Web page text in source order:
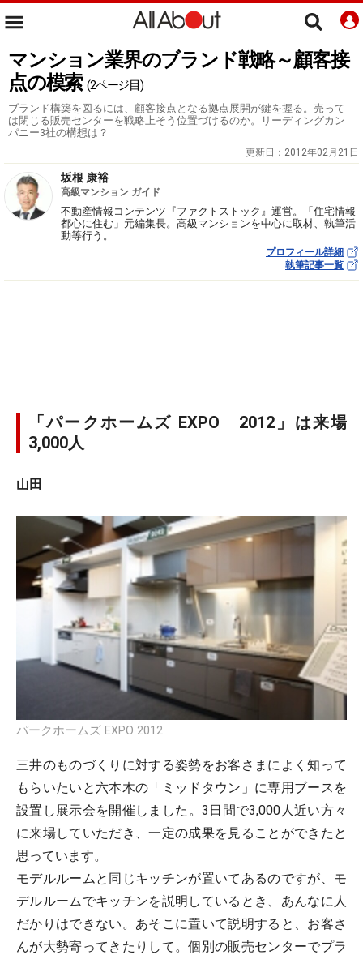
マンション業界のブランド戦略～顧客接
点の模索 (2ページ目)
ブランド構築を図るには、顧客接点となる拠点展開が鍵を握る。売って
は閉じる販売センターを戦略上そう位置づけるのか。リーディングカン
パニー3社の構想は？
更新日： 2012年02月21日
坂根 康裕
高級マンション ガイド
不動産情報コンテンツ『ファクトストック』運営。「住宅情報
都心に住む」元編集長。高級マンションを中心に取材、執筆活
動等行う。
プロフィール詳細
執筆記事一覧
「パークホームズ EXPO 2012」は来場
3,000人
山田
パークホームズ EXPO 2012
三井のものづくりに対する姿勢をお客さまによく知って
もらいたいと六本木の「ミッドタウン」に専用ブースを
設置し展示会を開催しました。3日間で3,000人近い方々
に来場していただき、一定の成果を見ることができたと
思っています。
モデルルームと同じキッチンが置いてあるのですが、モ
デルルームでキッチンを説明しているとき、あんなに人
だかりはできない。あそこに置いて説明すると、お客さ
んが大勢寄ってきたりして。個別の販売センターでプラ